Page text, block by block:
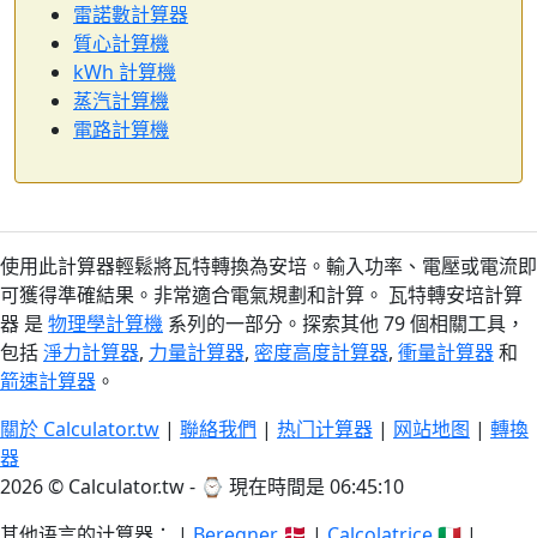
雷諾數計算器
質心計算機
kWh 計算機
蒸汽計算機
電路計算機
使用此計算器輕鬆將瓦特轉換為安培。輸入功率、電壓或電流即
可獲得準確結果。非常適合電氣規劃和計算。 瓦特轉安培計算
器 是 物理學計算機 系列的一部分。探索其他 79 個相關工具，
包括淨力計算器, 力量計算器, 密度高度計算器, 衝量計算器和
箭速計算器 。
關於 Calculator.tw | 聯絡我們 | 热门计算器 | 网站地图 | 轉換
器
2026 © Calculator.tw - ⌚ 現在時間是 06:45:11